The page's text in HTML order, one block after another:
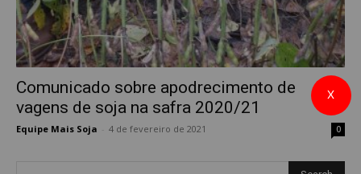
Comunicado sobre apodrecimento de
vagens de soja na safra 2020/21
Equipe Mais Soja 4 de fevereiro de 2021 0
X